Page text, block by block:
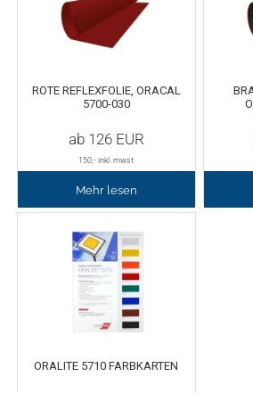
Tafelfolie
Verschiedene Spezialfolien
Textilfolie
Chemica Hotmark
Chemica Holograflex
Chemica Upperflok
Trommeln
Schaber
Verschiedenes
Taschen und Kisten
Ausstattung für Taschen
Werkzeugtasche
ROTE REFLEXFOLIE, ORACAL
5700-030
ab 126EUR
150 ,- inkl. mwst
Mehr lesen
ORALITE 5710 FARBKARTEN